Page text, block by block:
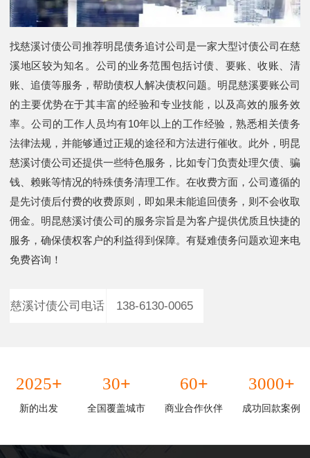
找慈溪讨债公司推荐明昆债务追讨公司是一家大型讨债公司在慈
溪地区较为知名。公司的业务范围包括讨债、要账、收账、清
账、追债等服务，帮助债权人解决债权问题。明昆慈溪要账公司
的主要优势在于其丰富的经验和专业技能，以及高效的服务效
率。公司的工作人员均有10年以上的工作经验，熟悉相关债务
法律法规，并能够通过正规的途径和方法进行催收。此外，明昆
慈溪讨债公司还提供一些特色服务，比如专门负责处理欠债、骗
钱、赖账等情况的特殊债务清理工作。在收费方面，公司遵循的
是先讨债后付费的收费原则，即如果未能追回债务，则不会收取
佣金。明昆慈溪讨债公司的服务宗旨是为客户提供优质且快捷的
服务，确保债权客户的利益得到保障。有疑难债务问题欢迎来电
免费咨询！
慈溪讨债公司电话 138-6130-0065
2025+
新的出发
30+
全国覆盖城市
60+
商业合作伙伴
3000+
成功回款案例